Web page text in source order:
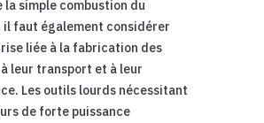
la simple combustion du
il faut également considérer
liée à la fabrication des
leur transport et à leur
Les outils lourds nécessitant
de forte puissance